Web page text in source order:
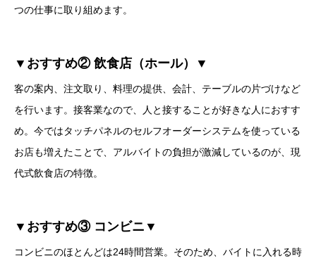
つの仕事に取り組めます。
▼おすすめ② 飲食店（ホール）▼
客の案内、注文取り、料理の提供、会計、テーブルの片づけなど
を行います。接客業なので、人と接することが好きな人におすす
め。今ではタッチパネルのセルフオーダーシステムを使っている
お店も増えたことで、アルバイトの負担が激減しているのが、現
代式飲食店の特徴。
▼おすすめ③ コンビニ▼
コンビニのほとんどは24時間営業。そのため、バイトに入れる時